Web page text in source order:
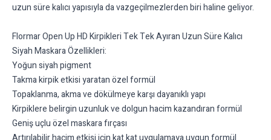
uzun süre kalıcı yapısıyla da vazgeçilmezlerden biri haline geliyor.
Flormar Open Up HD Kirpikleri Tek Tek Ayıran Uzun Süre Kalıcı
Siyah Maskara Özellikleri:
Yoğun siyah pigment
Takma kirpik etkisi yaratan özel formül
Topaklanma, akma ve dökülmeye karşı dayanıklı yapı
Kirpiklere belirgin uzunluk ve dolgun hacim kazandıran formül
Geniş uçlu özel maskara fırçası